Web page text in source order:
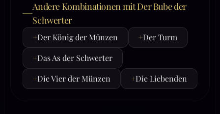
Andere Kombinationen mit Der Bube der
Schwerter
+Der König der Münzen +Der Turm
+Das As der Schwerter
+Die Vier der Münzen +Die Liebenden